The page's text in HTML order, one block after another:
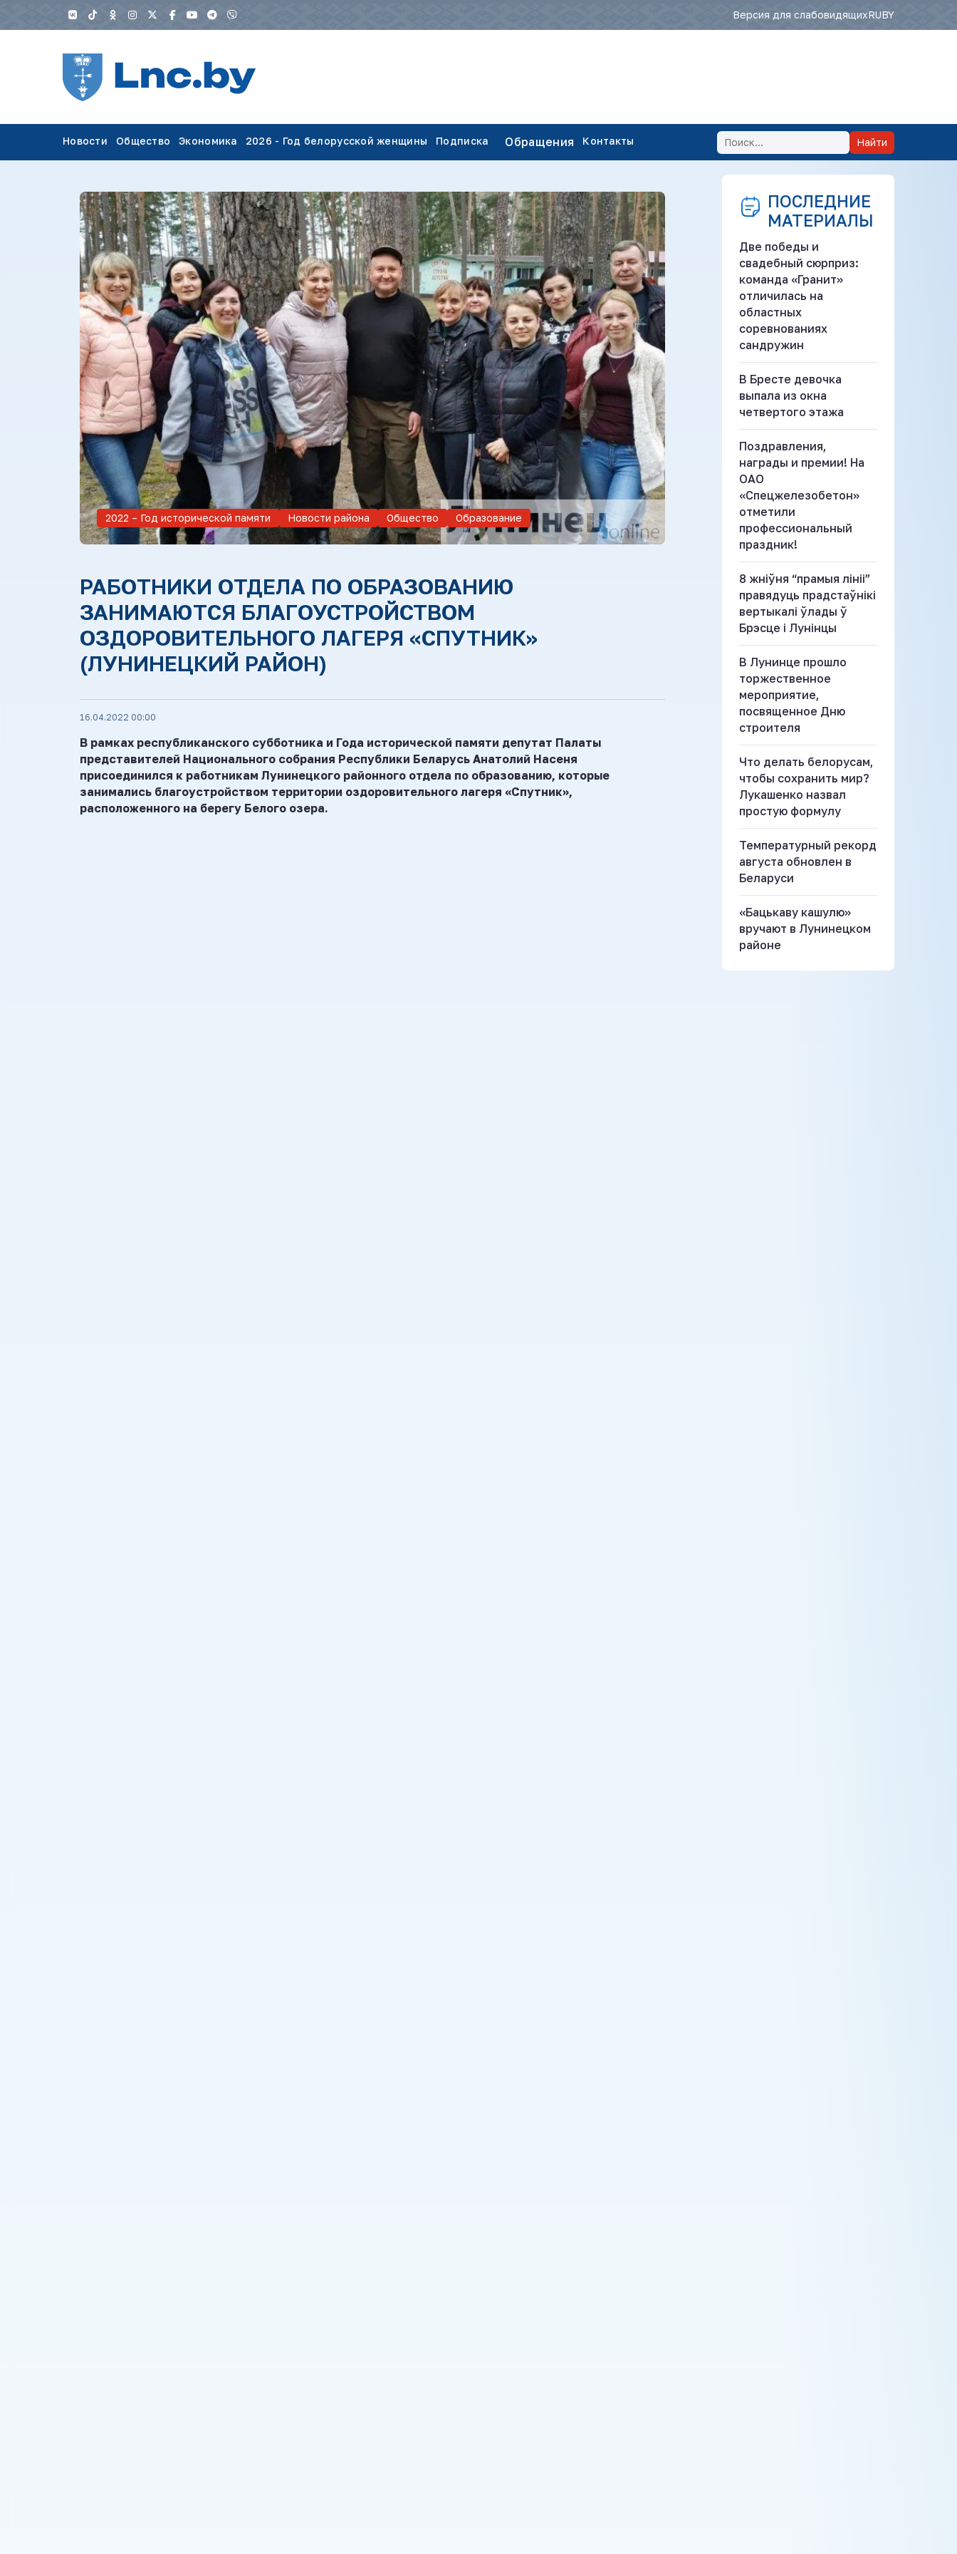
Версия для слабовидящихRUBY
Новости Общество Экономика 2026 - Год белорусской женщины Подписка Обращения Контакты Найти
2022 – Год исторической памяти Новости района Общество Образование
РАБОТНИКИ ОТДЕЛА ПО ОБРАЗОВАНИЮ
ЗАНИМАЮТСЯ БЛАГОУСТРОЙСТВОМ
ОЗДОРОВИТЕЛЬНОГО ЛАГЕРЯ «СПУТНИК»
(ЛУНИНЕЦКИЙ РАЙОН)
16.04.2022 00:00
В рамках республиканского субботника и Года исторической памяти депутат Палаты
представителей Национального собрания Республики Беларусь Анатолий Насеня
присоединился к работникам Лунинецкого районного отдела по образованию, которые
занимались благоустройством территории оздоровительного лагеря «Спутник»,
расположенного на берегу Белого озера.
ПОСЛЕДНИЕ
МАТЕРИАЛЫ
Две победы и
свадебный сюрприз:
команда «Гранит»
отличилась на
областных
соревнованиях
сандружин
В Бресте девочка
выпала из окна
четвертого этажа
Поздравления,
награды и премии! На
ОАО
«Спецжелезобетон»
отметили
профессиональный
праздник!
8 жніўня “прамыя лініі”
правядуць прадстаўнікі
вертыкалі ўлады ў
Брэсце і Лунінцы
В Лунинце прошло
торжественное
мероприятие,
посвященное Дню
строителя
Что делать белорусам,
чтобы сохранить мир?
Лукашенко назвал
простую формулу
Температурный рекорд
августа обновлен в
Беларуси
«Бацькаву кашулю»
вручают в Лунинецком
районе